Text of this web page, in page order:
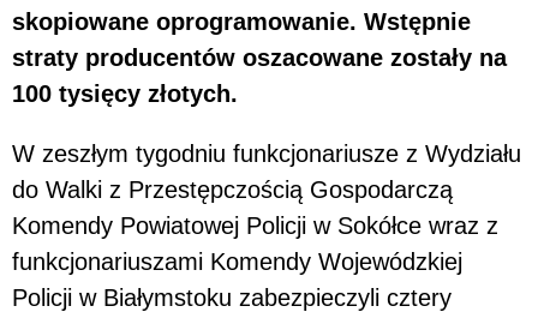
skopiowane oprogramowanie. Wstępnie
straty producentów oszacowane zostały na
100 tysięcy złotych.
W zeszłym tygodniu funkcjonariusze z Wydziału
do Walki z Przestępczością Gospodarczą
Komendy Powiatowej Policji w Sokółce wraz z
funkcjonariuszami Komendy Wojewódzkiej
Policji w Białymstoku zabezpieczyli cztery